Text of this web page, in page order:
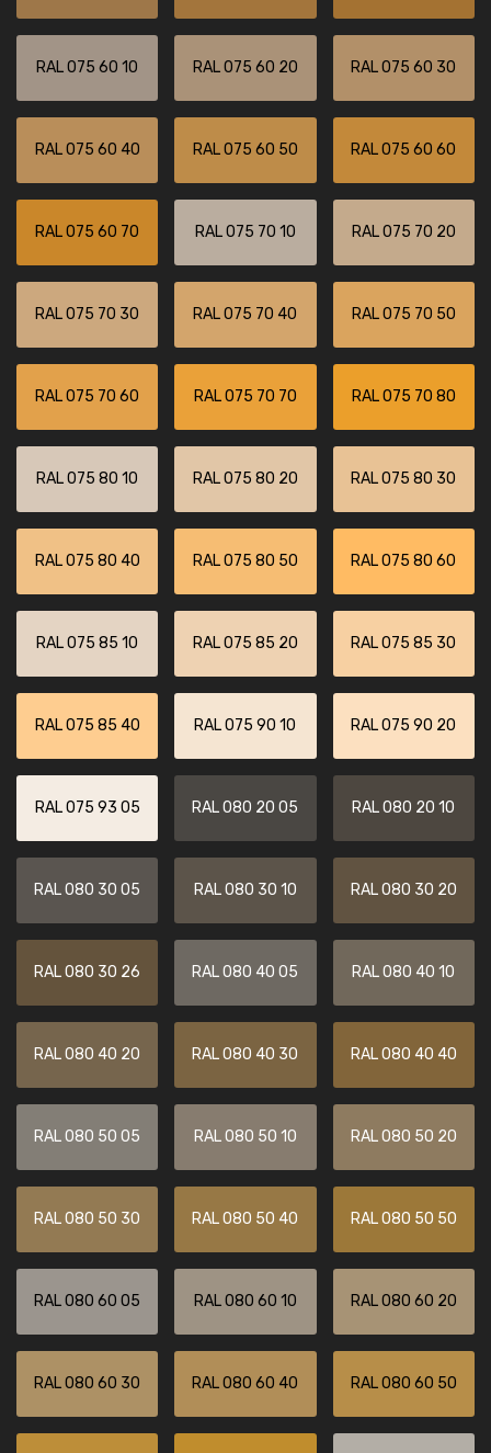
RAL 075 60 10 RAL 075 60 20 RAL 075 60 30
RAL 075 60 40 RAL 075 60 50 RAL 075 60 60
RAL 075 60 70 RAL 075 70 10 RAL 075 70 20
RAL 075 70 30 RAL 075 70 40 RAL 075 70 50
RAL 075 70 60 RAL 075 70 70 RAL 075 70 80
RAL 075 80 10 RAL 075 80 20 RAL 075 80 30
RAL 075 80 40 RAL 075 80 50 RAL 075 80 60
RAL 075 85 10 RAL 075 85 20 RAL 075 85 30
RAL 075 85 40 RAL 075 90 10 RAL 075 90 20
RAL 075 93 05 RAL 080 20 05 RAL 080 20 10
RAL 080 30 05 RAL 080 30 10 RAL 080 30 20
RAL 080 30 26 RAL 080 40 05 RAL 080 40 10
RAL 080 40 20 RAL 080 40 30 RAL 080 40 40
RAL 080 50 05 RAL 080 50 10 RAL 080 50 20
RAL 080 50 30 RAL 080 50 40 RAL 080 50 50
RAL 080 60 05 RAL 080 60 10 RAL 080 60 20
RAL 080 60 30 RAL 080 60 40 RAL 080 60 50